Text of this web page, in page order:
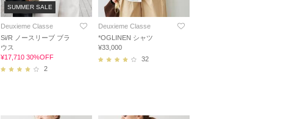
SUMMER SALE
Deuxieme Classe
Si/R ノースリーブ ブラ
ウス
¥17,710 30%OFF
2
Deuxieme Classe
*OGLINEN シャツ
¥33,000
32